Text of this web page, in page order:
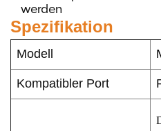
werden
Spezifikation
Modell
Kompatibler Port